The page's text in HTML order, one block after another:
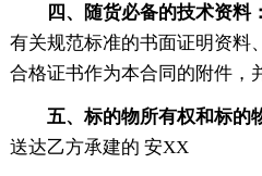
四、随货必备的技术资料：
有关规范标准的书面证明资料
合格证书作为本合同的附件，
五、标的物所有权和标的
送达乙方承建的 安XX